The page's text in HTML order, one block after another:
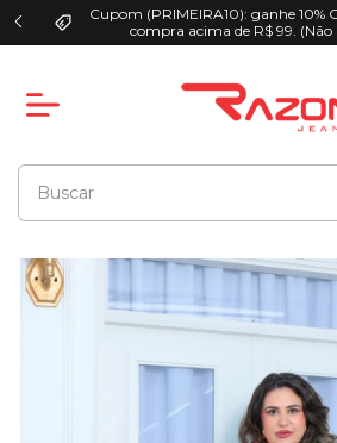
Cupom (PRIMEIRA10): ganhe 10%
compra acima de R$ 99.